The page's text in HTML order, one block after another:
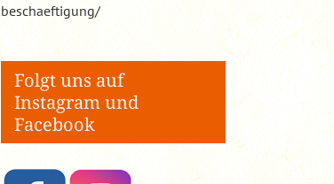
beschaeftigung/
Folgt uns auf
Instagram und
Facebook